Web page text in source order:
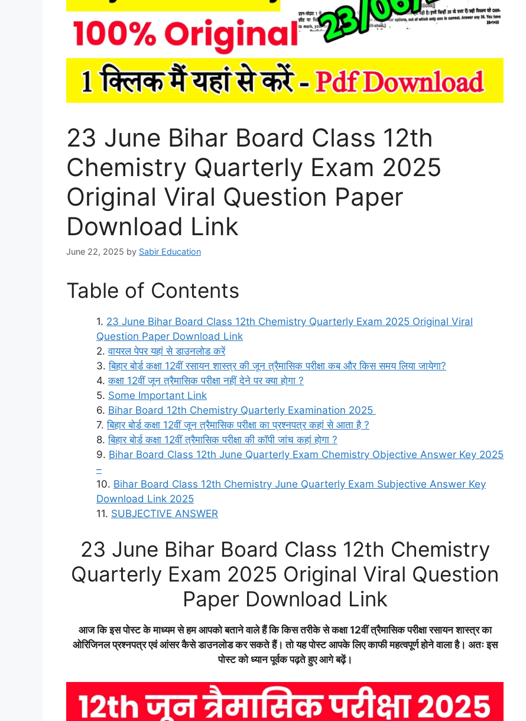
23 June Bihar Board Class 12th
Chemistry Quarterly Exam 2025
Original Viral Question Paper
Download Link
June 22, 2025 by Sabir Education
Table of Contents
23 June Bihar Board Class 12th Chemistry Quarterly Exam 2025 Original Viral
Question Paper Download Link
वायरल पेपर यहां से डाउनलोड करें
बिहार बोर्ड कक्षा 12वीं रसायन शास्त्र की जून त्रैमासिक परीक्षा कब और किस समय लिया जायेगा?
कक्षा 12वीं जून त्रैमासिक परीक्षा नहीं देने पर क्या होगा ?
Some Important Link
Bihar Board 12th Chemistry Quarterly Examination 2025
बिहार बोर्ड कक्षा 12वीं जून त्रैमासिक परीक्षा का प्रश्नपत्र कहां से आता है ?
बिहार बोर्ड कक्षा 12वीं त्रैमासिक परीक्षा की कॉपी जांच कहां होगा ?
Bihar Board Class 12th June Quarterly Exam Chemistry Objective Answer Key 2025
–
Bihar Board Class 12th Chemistry June Quarterly Exam Subjective Answer Key
Download Link 2025
SUBJECTIVE ANSWER
23 June Bihar Board Class 12th Chemistry
Quarterly Exam 2025 Original Viral Question
Paper Download Link
आज कि इस पोस्ट के माध्यम से हम आपको बताने वाले हैं कि किस तरीके से कक्षा 12वीं त्रैमासिक परीक्षारसायन शास्त्रका
ओरिजिनल प्रश्नपत्र एवं आंसर कैसे डाउनलोड कर सकते हैं। तो यह पोस्ट आपके लिए काफी महत्वपूर्ण होने वाला है। अतः इस
पोस्ट को ध्यान पूर्वक पढ़ते हुए आगे बढ़ें।